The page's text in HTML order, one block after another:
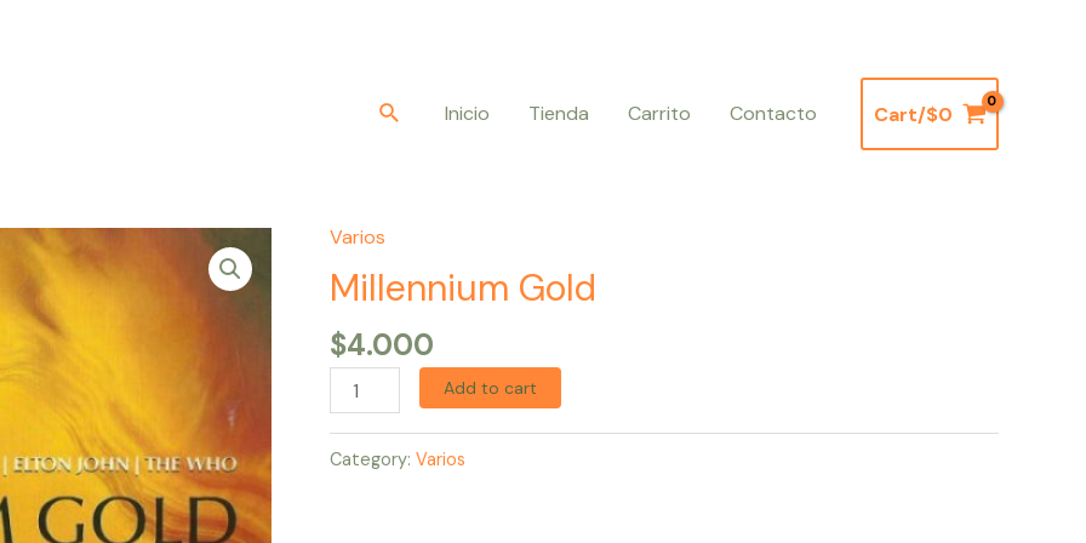
BuscarInicio Tienda Carrito Contacto Cart/$0
Varios
Millennium Gold
$4.000
Millennium
Gold
quantity
Add to cart
Category: Varios